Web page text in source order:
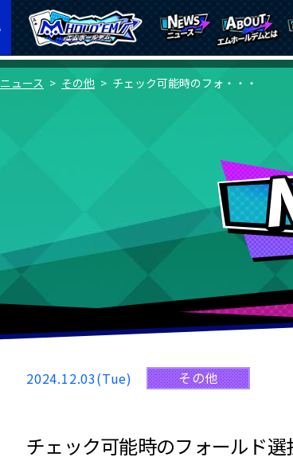
ニュース その他 チェック可能時のフォ・・・
2024.12.03(Tue) その他
チェック可能時のフォールド